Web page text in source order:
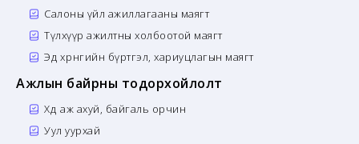
Салоны үйл ажиллагааны маягт
Түлхүүр ажилтны холбоотой маягт
Эд хөрөнгийн бүртгэл, хариуцлагын маягт
Ажлын байрны тодорхойлолт
Хөдөө аж ахуй, байгаль орчин
Уул уурхай